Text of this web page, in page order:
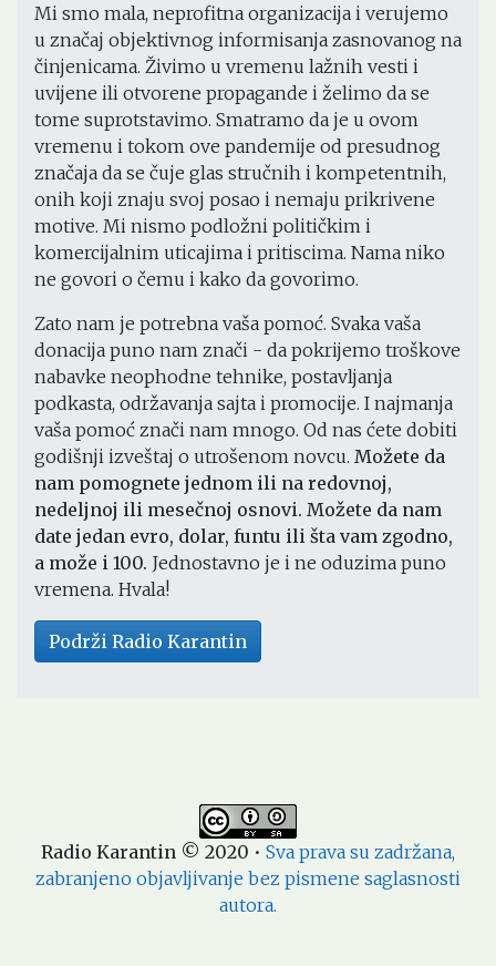
Mi smo mala, neprofitna organizacija i verujemo
u značaj objektivnog informisanja zasnovanog na
činjenicama. Živimo u vremenu lažnih vesti i
uvijene ili otvorene propagande i želimo da se
tome suprotstavimo. Smatramo da je u ovom
vremenu i tokom ove pandemije od presudnog
značaja da se čuje glas stručnih i kompetentnih,
onih koji znaju svoj posao i nemaju prikrivene
motive. Mi nismo podložni političkim i
komercijalnim uticajima i pritiscima. Nama niko
ne govori o čemu i kako da govorimo.
Zato nam je potrebna vaša pomoć. Svaka vaša
donacija puno nam znači - da pokrijemo troškove
nabavke neophodne tehnike, postavljanja
podkasta, održavanja sajta i promocije. I najmanja
vaša pomoć znači nam mnogo. Od nas ćete dobiti
godišnji izveštaj o utrošenom novcu. Možete da
nam pomognete jednom ili na redovnoj,
nedeljnoj ili mesečnoj osnovi. Možete da nam
date jedan evro, dolar, funtu ili šta vam zgodno,
a može i 100. Jednostavno je i ne oduzima puno
vremena. Hvala!
Podrži Radio Karantin
Radio Karantin © 2020 • Sva prava su zadržana,
zabranjeno objavljivanje bez pismene saglasnosti
autora.